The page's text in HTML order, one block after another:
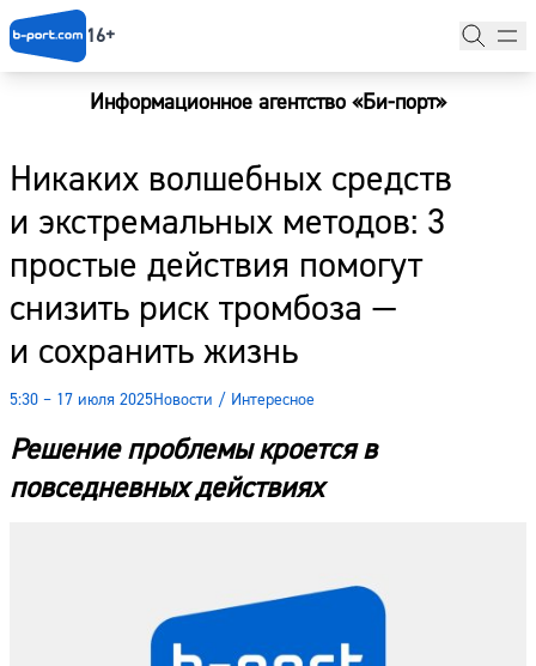
16+
Информационное агентство «Би-порт»
Никаких волшебных средств
и экстремальных методов: 3
простые действия помогут
снизить риск тромбоза —
и сохранить жизнь
5:30 – 17 июля 2025Новости / Интересное
Решение проблемы кроется в
повседневных действиях
Новости
Наши гости
Фоторепортажи
Погода
Курсы валют